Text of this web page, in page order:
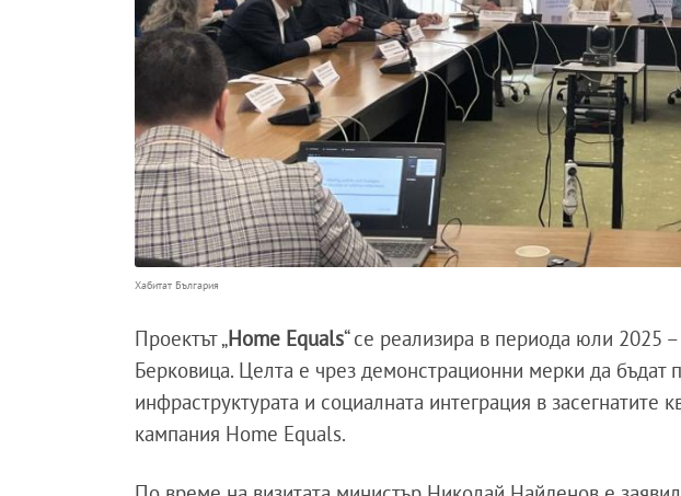
Хабитат България
Проектът „Home Equals“ се реализира в периода юли 2025
Берковица. Целта е чрез демонстрационни мерки да
инфраструктурата и социалната интеграция в засегнатите
кампания Home Equals.